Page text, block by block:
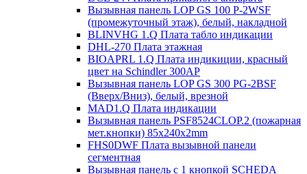
Вызывная панель LOP GS 100 P-2WSF
(промежуточный этаж), белый, накладной
BLINVHG 1.Q Плата табло индикации
DHL-270 Плата этажная
BIOAPRL 1.Q Плата индикиции, красный
цвет на Schindler 300AP
Вызывная панель LOP GS 300 PG-2BSF
(Вверх/Вниз), белый, врезной
MAD1.Q Плата индикации
Вызывная панель PSF8524CLOP.2 (пожарная
мет.кнопки) 85х240х2mm
FHS0DWF Плата вызывной панели
сегментная
Вызывная панель с 1 кнопкой SCHEDA